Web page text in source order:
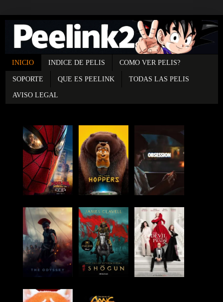
INICIO INDICE DE PELIS COMO VER PELIS?
SOPORTE QUE ES PEELINK TODAS LAS PELIS
AVISO LEGAL